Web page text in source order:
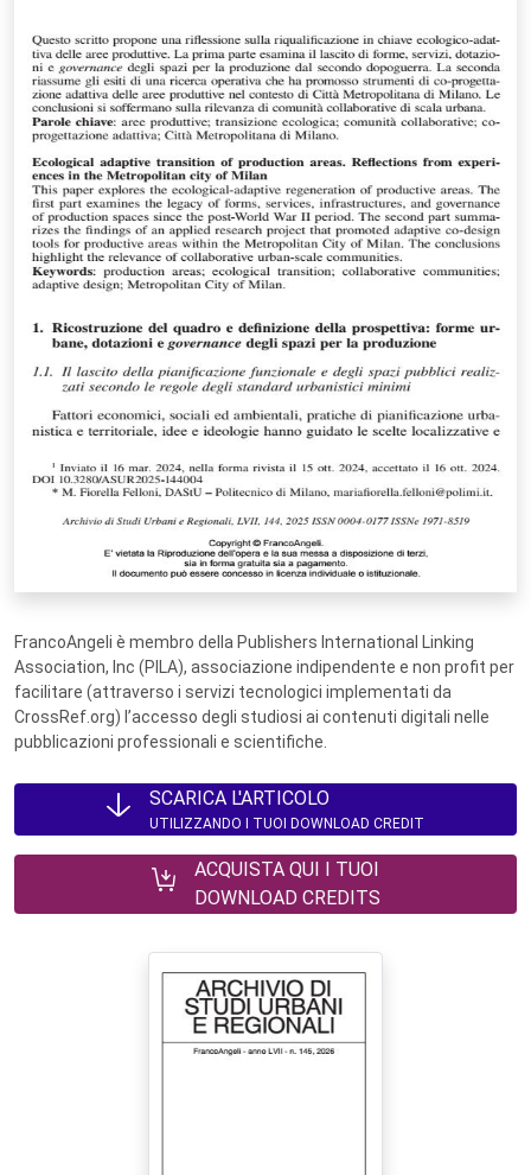
FrancoAngeli è membro della Publishers International Linking
Association, Inc (PILA), associazione indipendente e non profit per
facilitare (attraverso i servizi tecnologici implementati da
CrossRef.org) l’accesso degli studiosi ai contenuti digitali nelle
pubblicazioni professionali e scientifiche.
SCARICA L'ARTICOLO
UTILIZZANDO I TUOI DOWNLOAD CREDIT
ACQUISTA QUI I TUOI
DOWNLOAD CREDITS